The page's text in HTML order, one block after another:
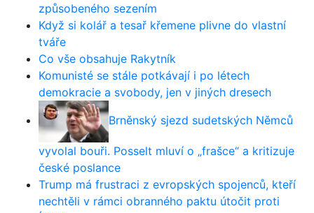
způsobeného sezením
Když si kolář a tesař křemene plivne do vlastní
tváře
Co vše obsahuje Rakytník
Komunisté se stále potkávají i po létech
demokracie a svobody, jen v jiných dresech
Brněnský sjezd sudetských Němců
vyvolal bouři. Posselt mluví o „frašce“ a kritizuje
české poslance
Trump má frustraci z evropských spojenců, kteří
nechtěli v rámci obranného paktu útočit proti